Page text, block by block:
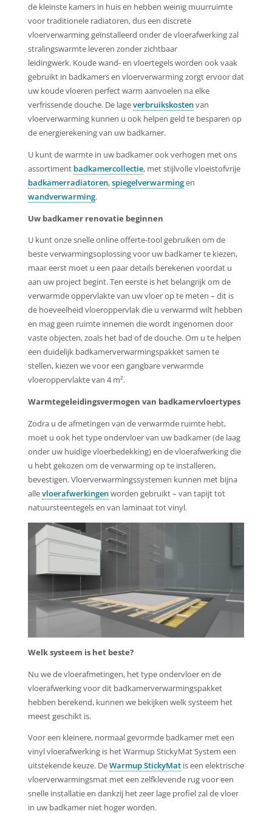
de kleinste kamers in huis en hebben weinig muurruimte
voor traditionele radiatoren, dus een discrete
vloerverwarming geïnstalleerd onder de vloerafwerking zal
stralingswarmte leveren zonder zichtbaar
leidingwerk. Koude wand- en vloertegels worden ook vaak
gebruikt in badkamers en vloerverwarming zorgt ervoor dat
uw koude vloeren perfect warm aanvoelen na elke
verfrissende douche. De lageverbruikskostenvan
vloerverwarming kunnen u ook helpen geld te besparen op
de energierekening van uw badkamer.
U kunt de warmte in uw badkamer ook verhogen met ons
assortiment badkamercollectie, met stijlvolle vloeistofvrije
badkamerradiatoren,spiegelverwarmingen
wandverwarming.
Uw badkamer renovatie beginnen
U kunt onze snelle online offerte-tool gebruiken om de
beste verwarmingsoplossing voor uw badkamer te kiezen,
maar eerst moet u een paar details berekenen voordat u
aan uw project begint. Ten eerste is het belangrijk om de
verwarmde oppervlakte van uw vloer op te meten – dit is
de hoeveelheid vloeroppervlak die u verwarmd wilt hebben
en mag geen ruimte innemen die wordt ingenomen door
vaste objecten, zoals het bad of de douche. Om u te helpen
een duidelijk badkamerverwarmingspakket samen te
stellen, kiezen we voor een gangbare verwarmde
vloeroppervlakte van 4 m².
Warmtegeleidingsvermogen van badkamervloertypes
Zodra u de afmetingen van de verwarmde ruimte hebt,
moet u ook het type ondervloer van uw badkamer (de laag
onder uw huidige vloerbedekking) en de vloerafwerking die
u hebt gekozen om de verwarming op te installeren,
bevestigen. Vloerverwarmingssystemen kunnen met bijna
allevloerafwerkingenworden gebruikt – van tapijt tot
natuursteentegels en van laminaat tot vinyl.
Welk systeem is het beste?
Nu we de vloerafmetingen, het type ondervloer en de
vloerafwerking voor dit badkamerverwarmingspakket
hebben berekend, kunnen we bekijken welk systeem het
meest geschikt is.
Voor een kleinere, normaal gevormde badkamer met een
vinyl vloerafwerking is het Warmup StickyMat System een
uitstekende keuze. DeWarmup StickyMatis een elektrische
vloerverwarmingsmat met een zelfklevende rug voor een
snelle installatie en dankzij het zeer lage profiel zal de vloer
in uw badkamer niet hoger worden.